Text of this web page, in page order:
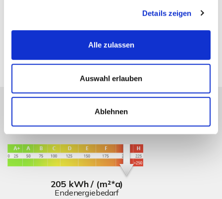
Details zeigen
Alle zulassen
Auswahl erlauben
Ablehnen
Energieausweis (Bedarfsausweis)
205 kWh / (m²*a)
Endenergiebedarf